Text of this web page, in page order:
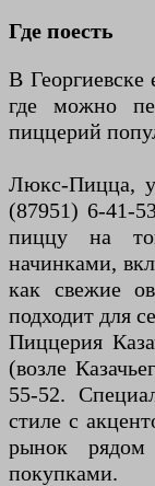
Где поесть
В Георгиевске
где можно
пиццерий
Люкс-Пицца,
(87951) 6-41-
пиццу на
начинками,
как свежие
подходит для
Пиццерия
(возле
55-52.
стиле с
рынок рядом
покупками.